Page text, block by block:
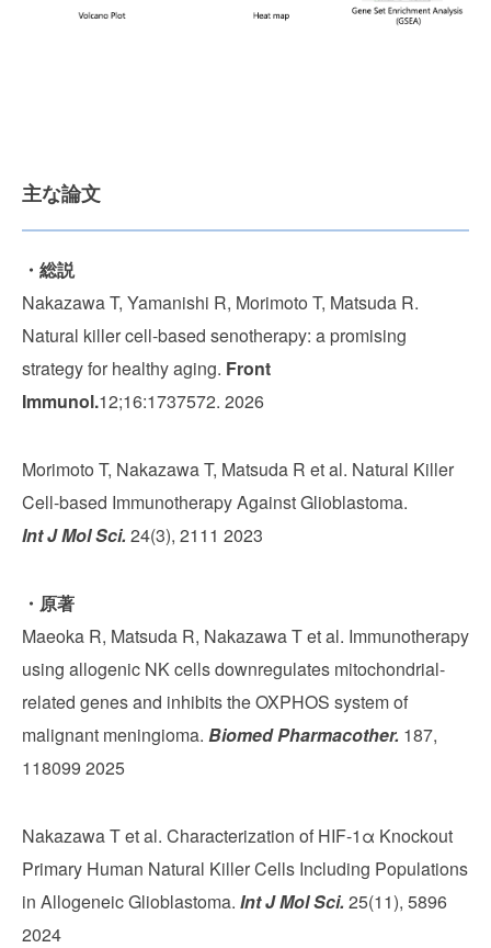
主な論文
・総説
Nakazawa T, Yamanishi R, Morimoto T, Matsuda R.
Natural killer cell-based senotherapy: a promising
strategy for healthy aging. Front
Immunol.12;16:1737572. 2026
Morimoto T, Nakazawa T, Matsuda R et al. Natural Killer
Cell-based Immunotherapy Against Glioblastoma.
Int J Mol Sci. 24(3), 2111 2023
・原著
Maeoka R, Matsuda R, Nakazawa T et al. Immunotherapy
using allogenic NK cells downregulates mitochondrial-
related genes and inhibits the OXPHOS system of
malignant meningioma. Biomed Pharmacother. 187,
118099 2025
Nakazawa T et al. Characterization of HIF-1α Knockout
Primary Human Natural Killer Cells Including Populations
in Allogeneic Glioblastoma. Int J Mol Sci. 25(11), 5896
2024